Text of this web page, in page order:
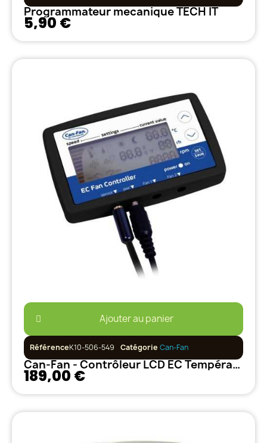
Programmateur mecanique TECH IT
5,90 €
Ajouter au panier
RéférenceK10-506-549 Catégorie Can-Fan
Can-Fan - Contrôleur LCD EC Température, Vitesse, Humidité et Dépression
189,00 €